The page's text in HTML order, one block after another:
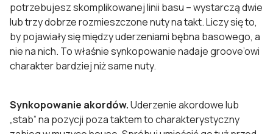
potrzebujesz skomplikowanej linii basu – wystarczą dwie
lub trzy dobrze rozmieszczone nuty na takt. Liczy się to,
by pojawiały się między uderzeniami bębna basowego, a
nie na nich. To właśnie synkopowanie nadaje groove’owi
charakter bardziej niż same nuty.
Synkopowanie akordów.Uderzenie akordowe lub
„stab” na pozycji poza taktem to charakterystyczny